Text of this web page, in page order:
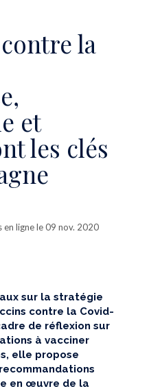
la
et
les clés
en ligne le 09 nov. 2020
sur la stratégie
contre la Covid-
de réflexion sur
à vacciner
elle propose
en œuvre de la